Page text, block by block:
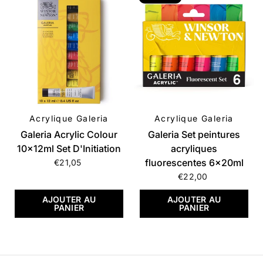
APERÇU RAPIDE
Acrylique Galeria
Galeria Acrylic Colour
10x12ml Set D'Initiation
€21,05
AJOUTER AU
PANIER
APERÇU RAPIDE
Acrylique Galeria
Galeria Set peintures
acryliques
fluorescentes 6x20ml
€22,00
AJOUTER AU
PANIER